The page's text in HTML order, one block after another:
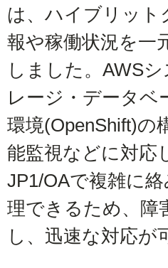
は、ハイブリット
報や稼働状況を一
しました。AWS
レージ・データ
環境(OpenShift)の
能監視などに対応
JP1/OAで複雑に
理できるため、障
し、迅速な対応が